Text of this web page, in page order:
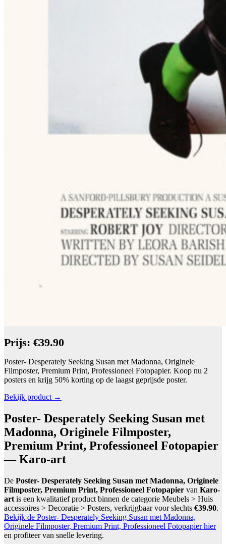
Prijs: €39.90
Poster- Desperately Seeking Susan met Madonna, Originele
Filmposter, Premium Print, Professioneel Fotopapier. Koop nu 2
posters en krijg 50% korting op de laagst geprijsde poster.
Bekijk product →
Poster- Desperately Seeking Susan met
Madonna, Originele Filmposter,
Premium Print, Professioneel Fotopapier
— Karo-art
De Poster- Desperately Seeking Susan met Madonna, Originele
Filmposter, Premium Print, Professioneel Fotopapier van Karo-
art is een kwalitatief product binnen de categorie Meubels > Huis
accessoires > Decoratie > Posters, verkrijgbaar voor slechts €39.90.
Bekijk de Poster- Desperately Seeking Susan met Madonna,
Originele Filmposter, Premium Print, Professioneel Fotopapier hier
en profiteer van snelle levering.